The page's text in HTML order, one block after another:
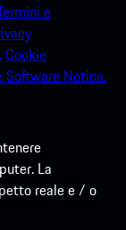
e
Cookie
Software Notice.
La
reale e / o